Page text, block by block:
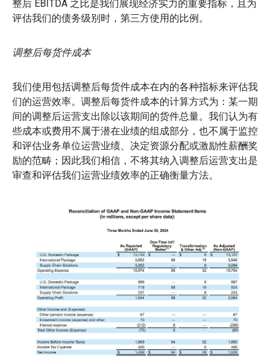
整后 EBITDA 之比是我们展现经济实力的重要指标，且为
评估我们的债务级别时，第三方使用的比例。
调整后每货件成本
我们使用包括调整后每货件成本在内的各种指标来评估我
们的运营效率。调整后每货件成本的计算方式为：某一期
间的调整后运营支出除以该期间的货件总量。我们认为有
些成本或费用不属于潜在业绩的组成部分，也不属于监控
和评估业务单位运营业绩、决定资源分配或激励性薪酬奖
励的范畴；因此我们相信，不将其纳入调整后运营支出是
审查和评估我们运营业绩效率的正确衡量方法。